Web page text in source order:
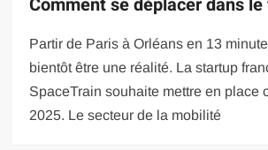
Partir de Paris à Orléans en 13
bientôt être une réalité. La startup
SpaceTrain souhaite mettre en place
2025. Le secteur de la mobilité